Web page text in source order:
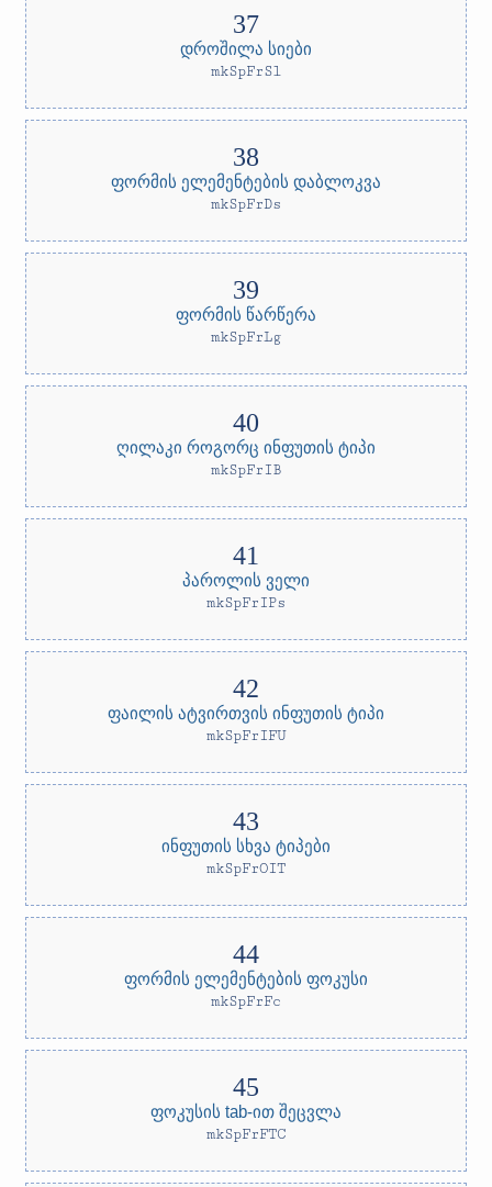
დროშილა სიები
mkSpFrSl
ფორმის ელემენტების დაბლოკვა
mkSpFrDs
ფორმის წარწერა
mkSpFrLg
ღილაკი როგორც ინფუთის ტიპი
mkSpFrIB
პაროლის ველი
mkSpFrIPs
ფაილის ატვირთვის ინფუთის ტიპი
mkSpFrIFU
ინფუთის სხვა ტიპები
mkSpFrOIT
ფორმის ელემენტების ფოკუსი
mkSpFrFc
ფოკუსის tab-ით შეცვლა
mkSpFrFTC